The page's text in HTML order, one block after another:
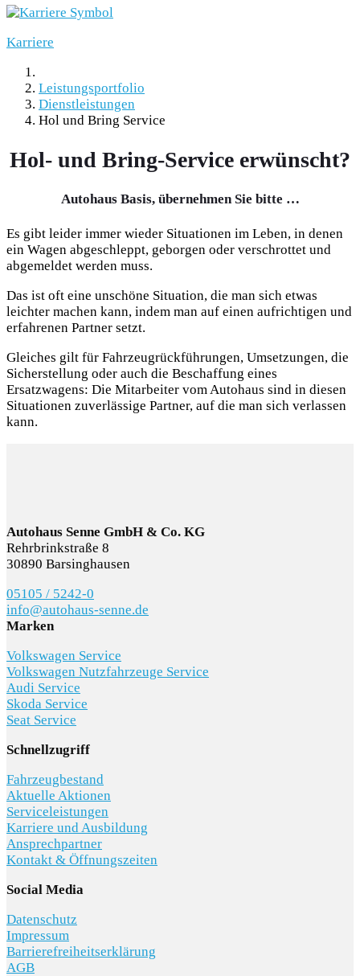
Karriere
Leistungsportfolio
Dienstleistungen
Hol und Bring Service
Hol- und Bring-Service erwünscht?
Autohaus Basis, übernehmen Sie bitte …
Es gibt leider immer wieder Situationen im Leben, in denen
ein Wagen abgeschleppt, geborgen oder verschrottet und
abgemeldet werden muss.
Das ist oft eine unschöne Situation, die man sich etwas
leichter machen kann, indem man auf einen aufrichtigen und
erfahrenen Partner setzt.
Gleiches gilt für Fahrzeugrückführungen, Umsetzungen, die
Sicherstellung oder auch die Beschaffung eines
Ersatzwagens: Die Mitarbeiter vom Autohaus sind in diesen
Situationen zuverlässige Partner, auf die man sich verlassen
kann.
Autohaus Senne GmbH & Co. KG
Rehrbrinkstraße 8
30890 Barsinghausen
05105 / 5242-0
info@autohaus-senne.de
Marken
Volkswagen Service
Volkswagen Nutzfahrzeuge Service
Audi Service
Skoda Service
Seat Service
Schnellzugriff
Fahrzeugbestand
Aktuelle Aktionen
Serviceleistungen
Karriere und Ausbildung
Ansprechpartner
Kontakt & Öffnungszeiten
Social Media
Datenschutz
Impressum
Barrierefreiheitserklärung
AGB